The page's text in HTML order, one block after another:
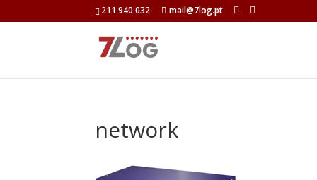
211 940 032 mail@7log.pt
network